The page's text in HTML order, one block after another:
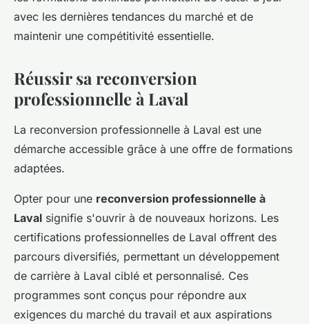
avec les dernières tendances du marché et de
maintenir une compétitivité essentielle.
Réussir sa reconversion
professionnelle à Laval
La reconversion professionnelle à Laval est une
démarche accessible grâce à une offre de formations
adaptées.
Opter pour une reconversion professionnelle à
Laval signifie s'ouvrir à de nouveaux horizons. Les
certifications professionnelles de Laval offrent des
parcours diversifiés, permettant un développement
de carrière à Laval ciblé et personnalisé. Ces
programmes sont conçus pour répondre aux
exigences du marché du travail et aux aspirations